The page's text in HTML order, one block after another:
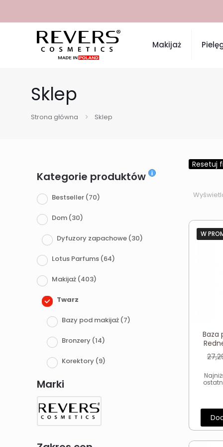
Makijaż
Sklep
Strona główna Sklep
Kategorie produktów
Bestseller (70)
Dom (30)
Dyfuzory zapachowe (30)
Lotus Parfums (64)
Makijaż (403)
Twarz
Bazy pod makijaż (7)
Bronzery (14)
Korektory (9)
Podkłady
Pudry(30)
Rozświetlacze
Róże do policzków
Marki
Resetuj
W
Baza